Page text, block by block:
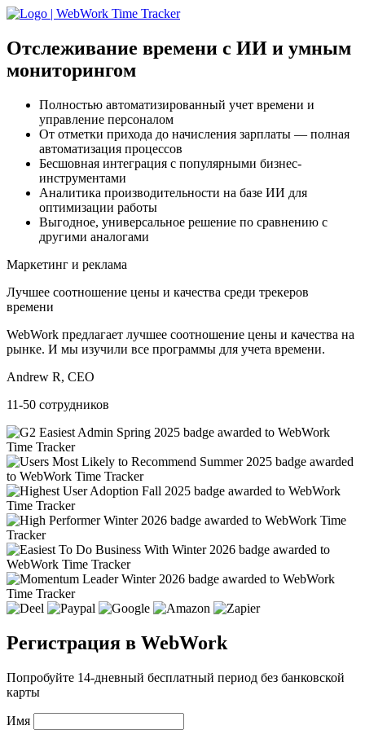
Отслеживание времени с ИИ и умным
мониторингом
Полностью автоматизированный учет времени и
управление персоналом
От отметки прихода до начисления зарплаты — полная
автоматизация процессов
Бесшовная интеграция с популярными бизнес-
инструментами
Аналитика производительности на базе ИИ для
оптимизации работы
Выгодное, универсальное решение по сравнению с
другими аналогами
Маркетинг и реклама
Лучшее соотношение цены и качества среди трекеров
времени
WebWork предлагает лучшее соотношение цены и качества на
рынке. И мы изучили все программы для учета времени.
Andrew R, CEO
11-50 сотрудников
Регистрация в WebWork
Попробуйте 14-дневный бесплатный период без банковской
карты
Имя